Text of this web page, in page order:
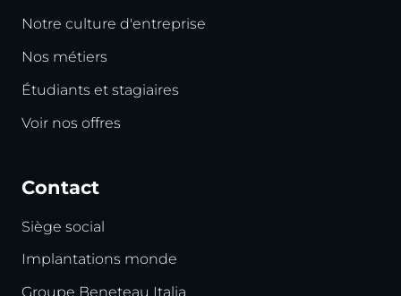
Notre culture d'entreprise
Nos métiers
Étudiants et stagiaires
Voir nos offres
Contact
Siège social
Implantations monde
Groupe Beneteau Italia